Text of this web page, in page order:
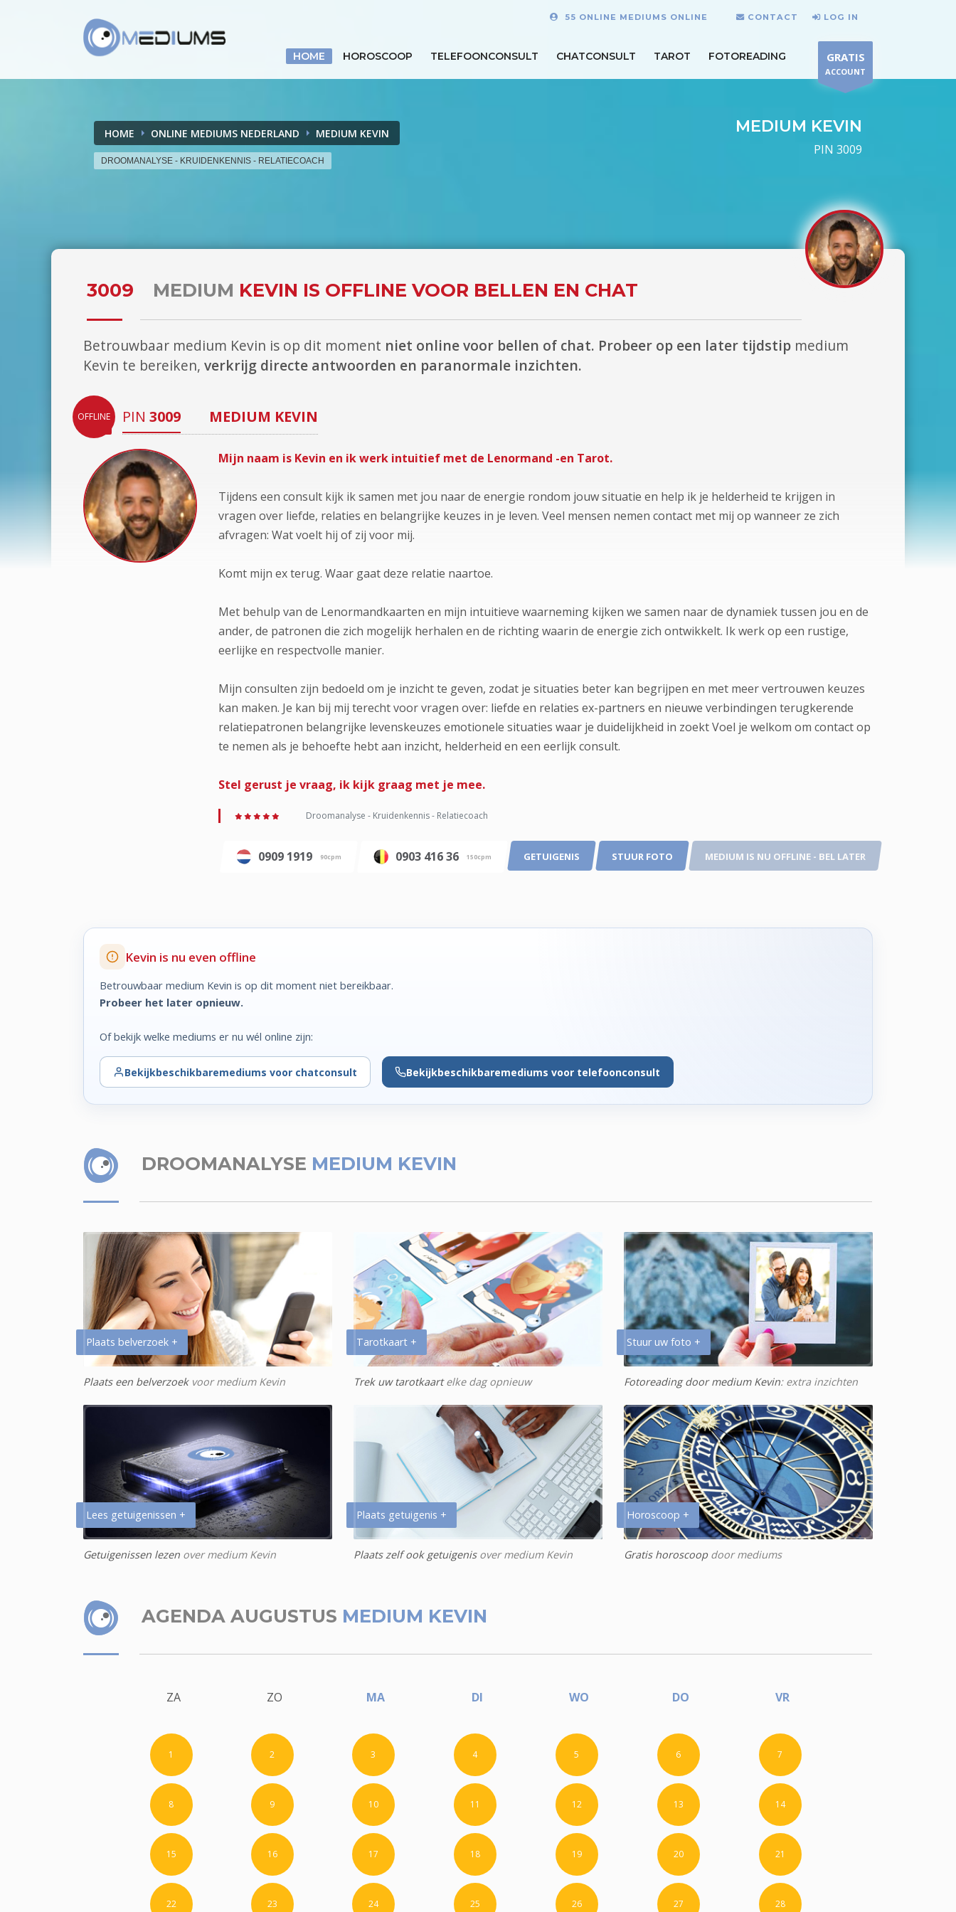
55 ONLINE MEDIUMS ONLINE CONTACT LOG IN
HOME HOROSCOOP TELEFOONCONSULT CHATCONSULT TAROT FOTOREADING GRATIS
ACCOUNT
HOME ONLINE MEDIUMS NEDERLAND MEDIUM KEVIN
DROOMANALYSE - KRUIDENKENNIS - RELATIECOACH
MEDIUM KEVIN
PIN 3009
3009 MEDIUM KEVIN IS OFFLINE VOOR BELLEN EN CHAT
Betrouwbaar medium Kevin is op dit moment niet online voor bellen of chat. Probeer op een later tijdstip medium
Kevin te bereiken, verkrijg directe antwoorden en paranormale inzichten.
OFFLINE PIN 3009 MEDIUM KEVIN
Mijn naam is Kevin en ik werk intuitief met de Lenormand -en Tarot.
Tijdens een consult kijk ik samen met jou naar de energie rondom jouw situatie en help ik je helderheid te krijgen in
vragen over liefde, relaties en belangrijke keuzes in je leven. Veel mensen nemen contact met mij op wanneer ze zich
afvragen: Wat voelt hij of zij voor mij.
Komt mijn ex terug. Waar gaat deze relatie naartoe.
Met behulp van de Lenormandkaarten en mijn intuitieve waarneming kijken we samen naar de dynamiek tussen jou en de
ander, de patronen die zich mogelijk herhalen en de richting waarin de energie zich ontwikkelt. Ik werk op een rustige,
eerlijke en respectvolle manier.
Mijn consulten zijn bedoeld om je inzicht te geven, zodat je situaties beter kan begrijpen en met meer vertrouwen keuzes
kan maken. Je kan bij mij terecht voor vragen over: liefde en relaties ex-partners en nieuwe verbindingen terugkerende
relatiepatronen belangrijke levenskeuzes emotionele situaties waar je duidelijkheid in zoekt Voel je welkom om contact op
te nemen als je behoefte hebt aan inzicht, helderheid en een eerlijk consult.
Stel gerust je vraag, ik kijk graag met je mee.
Droomanalyse - Kruidenkennis - Relatiecoach
0909 1919 90cpm 0903 416 36 150cpm GETUIGENIS STUUR FOTO MEDIUM IS NU OFFLINE - BEL LATER
Kevin is nu even offline
Betrouwbaar medium Kevin is op dit moment niet bereikbaar.
Probeer het later opnieuw.
Of bekijk welke mediums er nu wél online zijn:
Bekijkbeschikbaremediums voor chatconsult Bekijkbeschikbaremediums voor telefoonconsult
DROOMANALYSE MEDIUM KEVIN
Plaats belverzoek +
Plaats een belverzoekvoor medium Kevin
Tarotkaart +
Trek uw tarotkaartelke dag opnieuw
Stuur uw foto +
Fotoreading door medium Kevin: extra inzichten
Lees getuigenissen +
Getuigenissen lezen over medium Kevin
Plaats getuigenis +
Plaats zelf ook getuigenisover medium Kevin
Horoscoop +
Gratis horoscoopdoor mediums
AGENDA AUGUSTUS MEDIUM KEVIN
ZA ZO MA DI WO DO VR
1 2 3 4 5 6 7
8 9 10 11 12 13 14
15 16 17 18 19 20 21
22 23 24 25 26 27 28